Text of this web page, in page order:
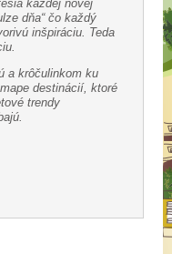
každej novej
dňa“ čo každý
inšpiráciu. Teda
a krôčulinkom ku
destinácií, ktoré
trendy